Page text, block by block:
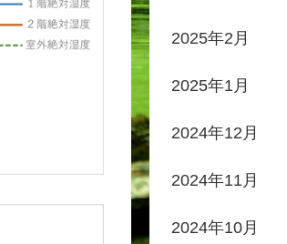
2025年2月
2025年1月
2024年12月
2024年11月
2024年10月